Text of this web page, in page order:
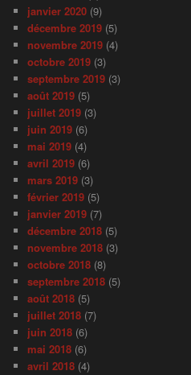
janvier 2020 (9)
décembre 2019 (5)
novembre 2019 (4)
octobre 2019 (3)
septembre 2019 (3)
août 2019 (5)
juillet 2019 (3)
juin 2019 (6)
mai 2019 (4)
avril 2019 (6)
mars 2019 (3)
février 2019 (5)
janvier 2019 (7)
décembre 2018 (5)
novembre 2018 (3)
octobre 2018 (8)
septembre 2018 (5)
août 2018 (5)
juillet 2018 (7)
juin 2018 (6)
mai 2018 (6)
avril 2018 (4)